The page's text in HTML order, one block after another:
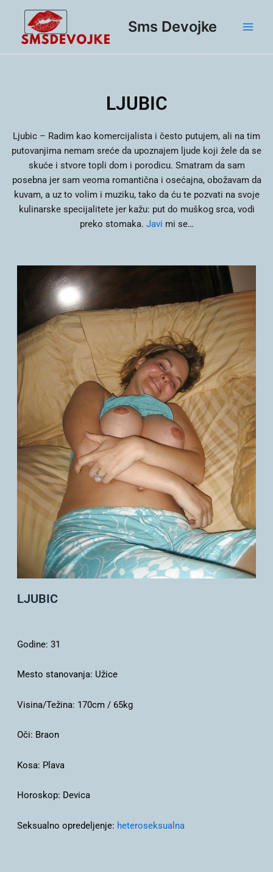
content
Sms Devojke
LJUBIC
Ljubic – Radim kao komercijalista i često putujem, ali na tim
putovanjima nemam sreće da upoznajem ljude koji žele da se
skuće i stvore topli dom i porodicu. Smatram da sam
posebna jer sam veoma romantična i osećajna, obožavam da
kuvam, a uz to volim i muziku, tako da ću te pozvati na svoje
kulinarske specijalitete jer kažu: put do muškog srca, vodi
preko stomaka. Javi mi se…
LJUBIC
Godine: 31
Mesto stanovanja: Užice
Visina/Težina: 170cm / 65kg
Oči: Braon
Kosa: Plava
Horoskop: Devica
Seksualno opredeljenje: heteroseksualna